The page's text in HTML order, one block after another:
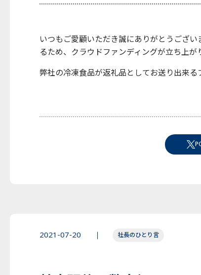
いつもご愛顧いただき誠にありがとうござ
るため、クラウドファンディングが立ち上が
弊社の冷凍食品が返礼品としてお送り出来る
2021-07-20 社長のひとり言